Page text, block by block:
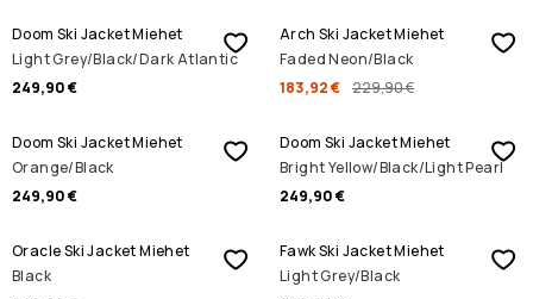
Doom Ski Jacket Miehet
Light Grey/Black/Dark Atlantic
249,90 €
Arch Ski Jacket Miehet
Faded Neon/Black
183,92 € 229,90 €
Doom Ski Jacket Miehet
Orange/Black
249,90 €
Doom Ski Jacket Miehet
Bright Yellow/Black/Light Pearl
249,90 €
Oracle Ski Jacket Miehet
Black
Fawk Ski Jacket Miehet
Light Grey/Black